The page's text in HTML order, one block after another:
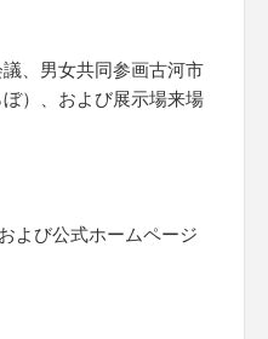
、男女共同参画古河市
）、および展示場来場
よび公式ホームページ